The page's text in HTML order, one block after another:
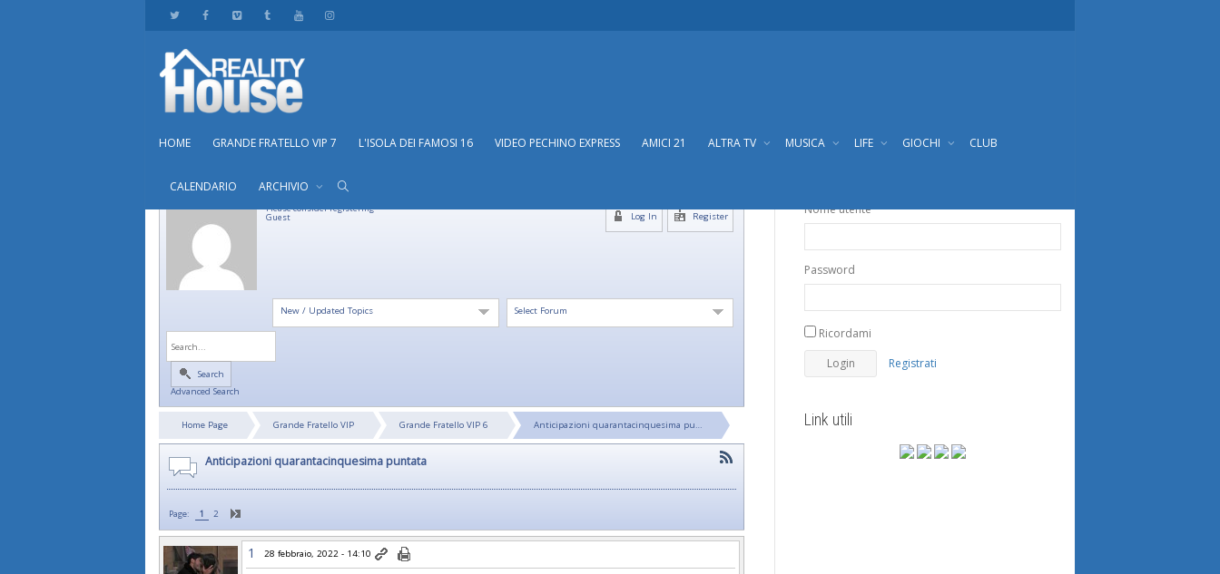
HOME GRANDE FRATELLO VIP 7 L'ISOLA DEI FAMOSI 16 VIDEO PECHINO EXPRESS AMICI 21 ALTRA TV MUSICA LIFE GIOCHI CLUB
CALENDARIO ARCHIVIO
Please consider registering
Guest Register
Log In
Select Forum
New / Updated Topics
Search
Advanced Search
Home Page Grande Fratello VIP Grande Fratello VIP 6 Anticipazioni quarantacinquesima pu…
Anticipazioni quarantacinquesima puntata
Page: 1 2
1 28 febbraio, 2022 - 14:10
Nome utente
Password
Ricordami
Registrati
Link utili